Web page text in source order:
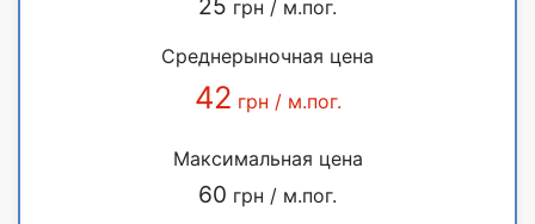
грн / м.пог.
Среднерыночная цена
42 грн / м.пог.
Максимальная цена
60 грн / м.пог.